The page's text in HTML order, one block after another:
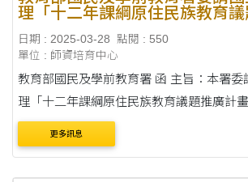
理「十二年課綱原住民族教育
日期 : 2025-03-28
點閱 : 550
單位 : 師資培育中心
教育部國民及學前教育署 函 主旨：本署委請國立東華大學辦
理「十二年課綱原住民族教育議題推廣計
請轉知所屬踴躍參與，請查照。 說明： 一、依據本署委請國
立東華大學辦理「十二年課綱....
更多訊息